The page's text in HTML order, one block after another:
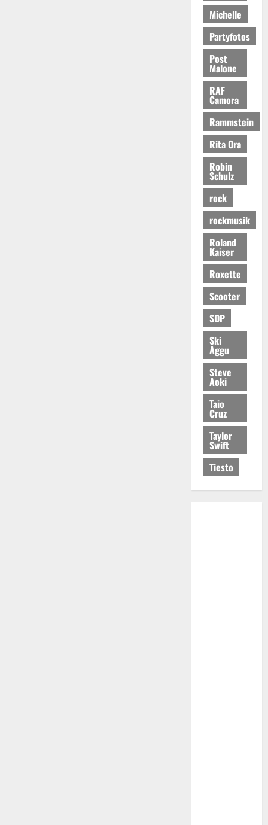
Michelle
Partyfotos
Post
Malone
RAF
Camora
Rammstein
Rita Ora
Robin
Schulz
rock
rockmusik
Roland
Kaiser
Roxette
Scooter
SDP
Ski
Aggu
Steve
Aoki
Taio
Cruz
Taylor
Swift
Tiesto